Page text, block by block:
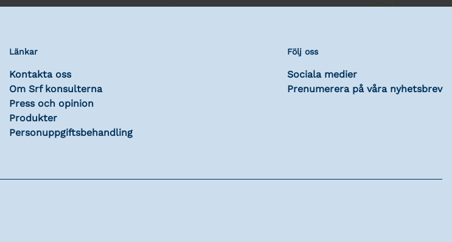
Länkar
Kontakta oss
Om Srf konsulterna
Press och opinion
Produkter
Personuppgiftsbehandling
Följ oss
Sociala medier
Prenumerera på våra nyhetsbrev